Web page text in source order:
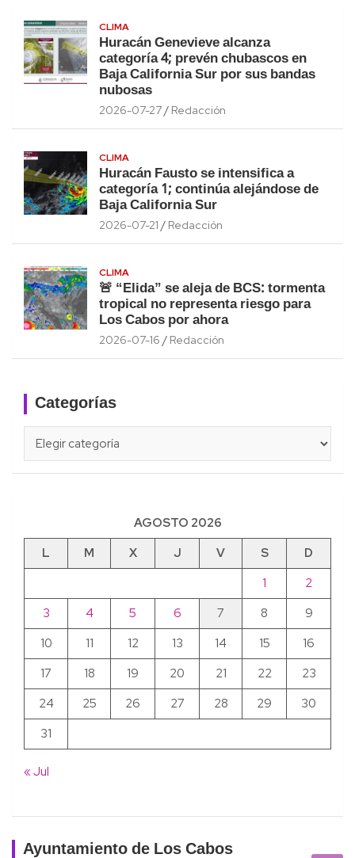
CLIMA
Huracán Genevieve alcanza
categoría 4; prevén chubascos en
Baja California Sur por sus bandas
nubosas
2026-07-27 Redacción
CLIMA
Huracán Fausto se intensifica a
categoría 1; continúa alejándose de
Baja California Sur
2026-07-21 Redacción
CLIMA
🚨 “Elida” se aleja de BCS: tormenta
tropical no representa riesgo para
Los Cabos por ahora
2026-07-16 Redacción
Categorías
AGOSTO 2026
L
M X J V S
D
1
2
3
4 5 6 7 8
9
10
11 12 13 14 15
16
17
18 19 20 21 22
23
24
25 26 27 28 29
30
31
« Jul
Ayuntamiento de Los Cabos